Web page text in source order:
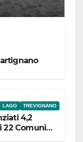
LAGO TREVIGNANO
4,2
22 Comuni